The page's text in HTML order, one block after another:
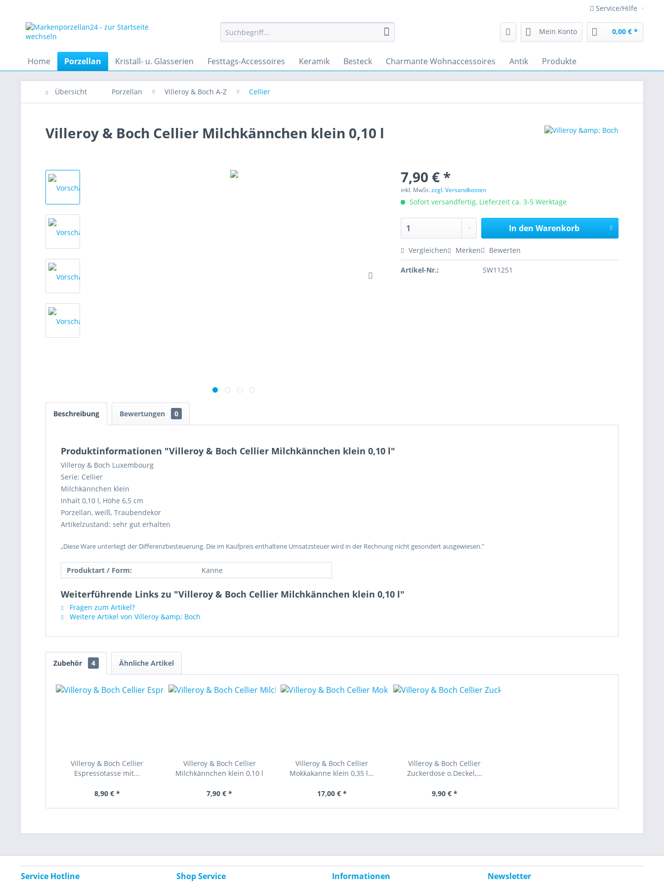
Service/Hilfe
Mein Konto 0,00 € *
Home Porzellan Kristall- u. Glasserien Festtags-Accessoires Keramik Besteck Charmante Wohnaccessoires Antik Produkte
Übersicht Porzellan Villeroy & Boch A-Z Cellier
Villeroy & Boch Cellier Milchkännchen klein 0,10 l
7,90 € *
inkl. MwSt.zzgl. Versandkosten
Sofort versandfertig, Lieferzeit ca. 3-5 Werktage
In den Warenkorb
Vergleichen Merken Bewerten
Artikel-Nr.: SW11251
Beschreibung Bewertungen 0
Produktinformationen "Villeroy & Boch Cellier Milchkännchen klein 0,10 l"
Villeroy & Boch Luxembourg
Serie: Cellier
Milchkännchen klein
Inhalt 0,10 l, Höhe 6,5 cm
Porzellan, weiß, Traubendekor
Artikelzustand: sehr gut erhalten
„Diese Ware unterliegt der Differenzbesteuerung. Die im Kaufpreis enthaltene Umsatzsteuer wird in der Rechnung nicht gesondert ausgewiesen."
Produktart / Form: Kanne
Weiterführende Links zu "Villeroy & Boch Cellier Milchkännchen klein 0,10 l"
Fragen zum Artikel?
Weitere Artikel von Villeroy &amp; Boch
Zubehör 4 Ähnliche Artikel
Villeroy & Boch Cellier
Espressotasse mit...
8,90 € *
Villeroy & Boch Cellier
Milchkännchen klein 0,10 l
7,90 € *
Villeroy & Boch Cellier
Mokkakanne klein 0,35 l...
17,00 € *
Villeroy & Boch Cellier
Zuckerdose o.Deckel,...
9,90 € *
Service Hotline Shop Service Informationen Newsletter